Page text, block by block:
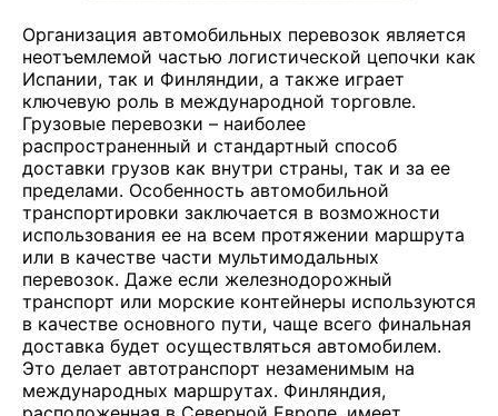
Организация автомобильных перевозок является
неотъемлемой частью логистической цепочки как
Испании, так и Финляндии, а также играет
ключевую роль в международной торговле.
Грузовые перевозки – наиболее
распространенный и стандартный способ
доставки грузов как внутри страны, так и за ее
пределами. Особенность автомобильной
транспортировки заключается в возможности
использования ее на всем протяжении маршрута
или в качестве части мультимодальных
перевозок. Даже если железнодорожный
транспорт или морские контейнеры используются
в качестве основного пути, чаще всего финальная
доставка будет осуществляться автомобилем.
Это делает автотранспорт незаменимым на
международных маршрутах. Финляндия,